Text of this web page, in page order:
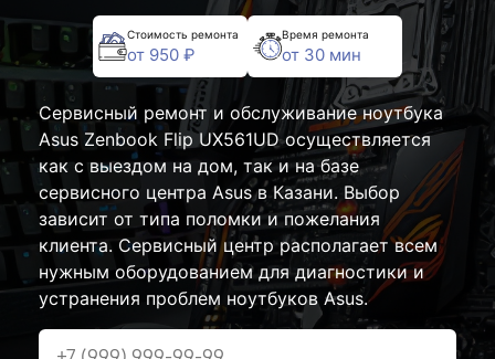
Стоимость ремонта
от 950 ₽
Время ремонта
от 30 мин
Сервисный ремонт и обслуживание ноутбука
Asus Zenbook Flip UX561UD осуществляется
как с выездом на дом, так и на базе
сервисного центра Asus в Казани. Выбор
зависит от типа поломки и пожелания
клиента. Сервисный центр располагает всем
нужным оборудованием для диагностики и
устранения проблем ноутбуков Asus.